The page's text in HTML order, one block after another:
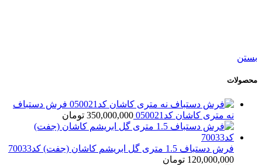
بستن
محصولات
فرش دستباف
نه متری کاشان کد050021
350,000,000 تومان
فرش دستباف 1.5 متری گل ابریشم کاشان (جفت) کد70033
120,000,000 تومان